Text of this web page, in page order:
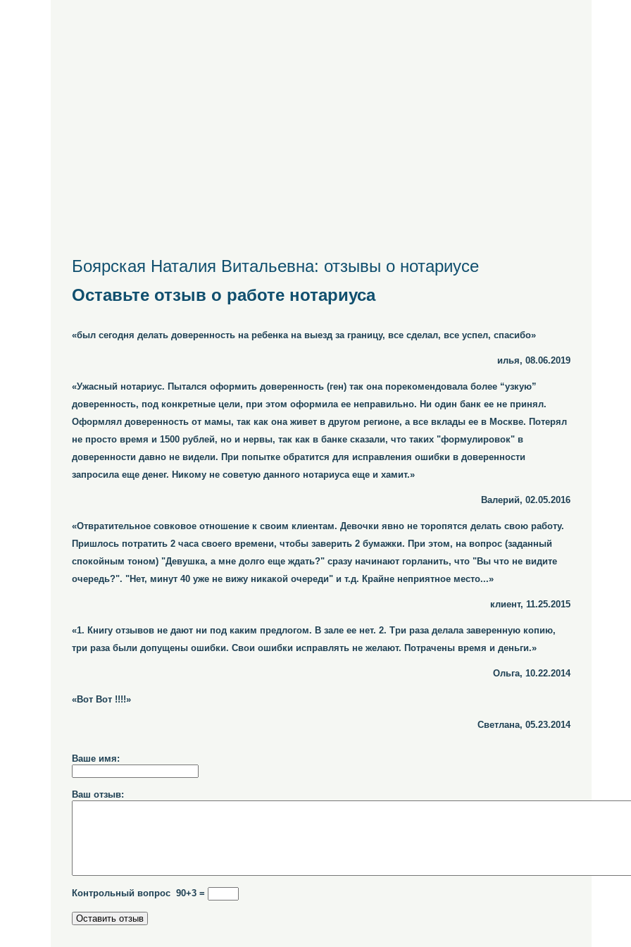
Боярская Наталия Витальевна: отзывы о нотариусе
Оставьте отзыв о работе нотариуса
«был сегодня делать доверенность на ребенка на выезд за границу, все сделал, все успел, спасибо»
илья, 08.06.2019
«Ужасный нотариус. Пытался оформить доверенность (ген) так она порекомендовала более “узкую”
доверенность, под конкретные цели, при этом оформила ее неправильно. Ни один банк ее не принял.
Оформлял доверенность от мамы, так как она живет в другом регионе, а все вклады ее в Москве. Потерял
не просто время и 1500 рублей, но и нервы, так как в банке сказали, что таких "формулировок" в
доверенности давно не видели. При попытке обратится для исправления ошибки в доверенности
запросила еще денег. Никому не советую данного нотариуса еще и хамит.»
Валерий, 02.05.2016
«Отвратительное совковое отношение к своим клиентам. Девочки явно не торопятся делать свою работу.
Пришлось потратить 2 часа своего времени, чтобы заверить 2 бумажки. При этом, на вопрос (заданный
спокойным тоном) "Девушка, а мне долго еще ждать?" сразу начинают горланить, что "Вы что не видите
очередь?". "Нет, минут 40 уже не вижу никакой очереди" и т.д. Крайне неприятное место...»
клиент, 11.25.2015
«1. Книгу отзывов не дают ни под каким предлогом. В зале ее нет. 2. Три раза делала заверенную копию,
три раза были допущены ошибки. Свои ошибки исправлять не желают. Потрачены время и деньги.»
Ольга, 10.22.2014
«Вот Вот !!!!»
Светлана, 05.23.2014
Ваше имя:
Ваш отзыв:
Контрольный вопрос 90+3 =